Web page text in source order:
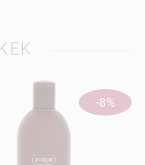
-8%